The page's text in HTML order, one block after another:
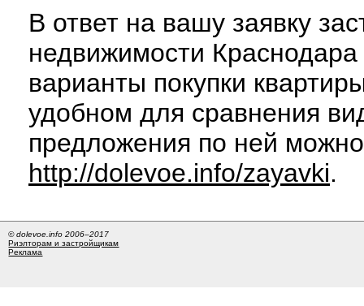
В ответ на вашу заявку
недвижимости
варианты покупки
удобном для сравнения
предложения по ней
http://dolevoe.info/zayavki.
© dolevoe.info 2006–2017
Риэлторам и застройщикам
Реклама